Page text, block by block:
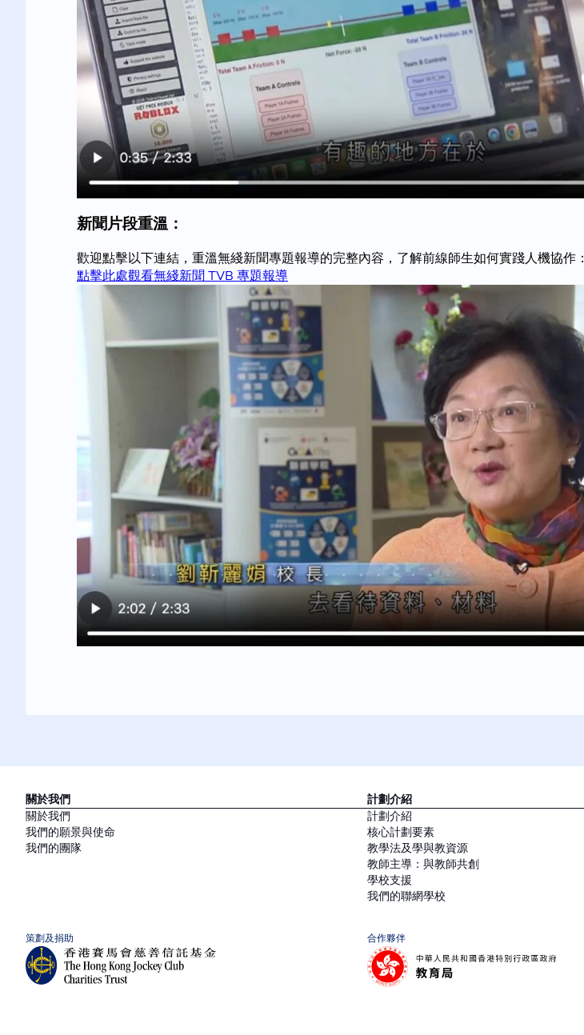
新聞片段重溫：
歡迎點擊以下連結，重溫無綫新聞專題報導的完整內容，了解前線師生如何實踐人機協作：
點擊此處觀看無綫新聞 TVB 專題報導
關於我們
關於我們
我們的願景與使命
我們的團隊
計劃介紹
計劃介紹
核心計劃要素
教學法及學與教資源
教師主導：與教師共創
學校支援
我們的聯網學校
策劃及捐助 合作夥伴